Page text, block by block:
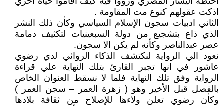
اذكت عقولهم كنوع مت المقاومة .
الثاني ادبيات سجون الإسلام السياسي وكأن ذلك النشر
الذي ذاع بتشجيع من دولة السبعينيات لتكثيف دمامة
عصر عبدالناصر وكأنه لم يكن الا سجون.
نعود الي الرواية لنكتشف الذكاء الروائي لدي رضوي
عاشور في انها تجبر القارئ بتلك النهاية علي قراءة
الرواية وفق تلك النهاية فلما لا نسقط العنوان الخاص
بالفصل قبل الأخير وهو ( زهرة العمر – سجن العمر )
وكأن رضوي تعلن ولاءها للإصلاح من ثقافة بلادها